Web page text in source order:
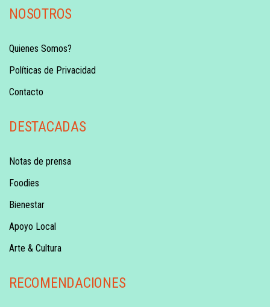
NOSOTROS
Quienes Somos?
Políticas de Privacidad
Contacto
DESTACADAS
Notas de prensa
Foodies
Bienestar
Apoyo Local
Arte & Cultura
RECOMENDACIONES